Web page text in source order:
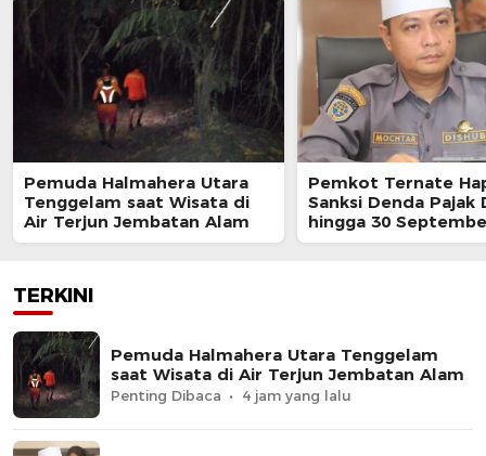
Pemuda Halmahera Utara
Tenggelam saat Wisata di
Air Terjun Jembatan Alam
Pemkot Ternate
Sanksi Denda Pajak
hingga 30
TERKINI
Pemuda Halmahera Utara Tenggelam
saat Wisata di Air Terjun Jembatan Alam
Penting Dibaca 4 jam yang lalu